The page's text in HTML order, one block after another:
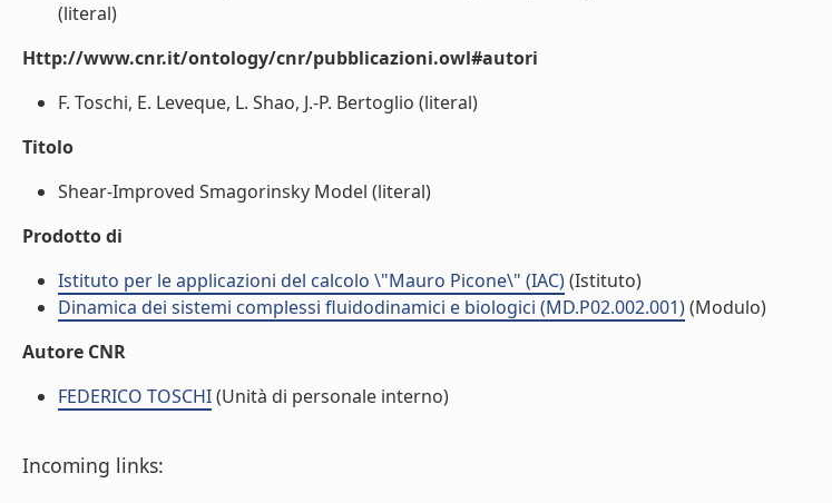
(literal)
Http://www.cnr.it/ontology/cnr/pubblicazioni.owl#autori
F. Toschi, E. Leveque, L. Shao, J.-P. Bertoglio (literal)
Titolo
Shear-Improved Smagorinsky Model (literal)
Prodotto di
Istituto per le applicazioni del calcolo \"Mauro Picone\" (IAC)(Istituto)
Dinamica dei sistemi complessi fluidodinamici e biologici (MD.P02.002.001)(Modulo)
Autore CNR
FEDERICO TOSCHI(Unità di personale interno)
Incoming links: